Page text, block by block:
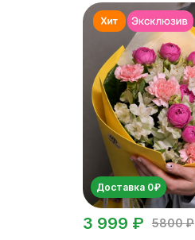
Доставка 0₽
5800 ₽
3 999 ₽